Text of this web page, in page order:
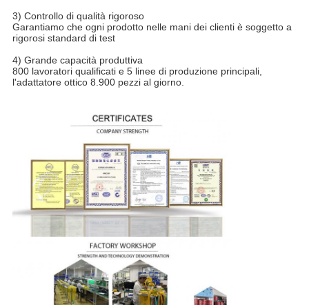
3) Controllo di qualità rigoroso
Garantiamo che ogni prodotto nelle mani dei clienti è soggetto a
rigorosi standard di test
4) Grande capacità produttiva
800 lavoratori qualificati e 5 linee di produzione principali,
l'adattatore ottico 8.900 pezzi al giorno.